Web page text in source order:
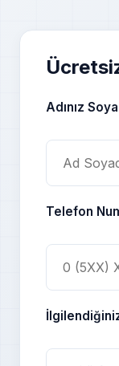
Adınız
Telefon